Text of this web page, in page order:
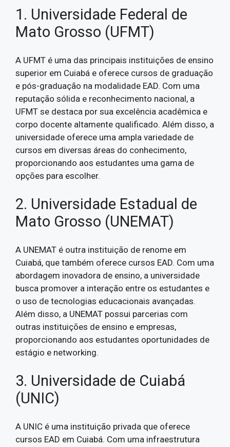
1. Universidade Federal de
Mato Grosso (UFMT)
A UFMT é uma das principais instituições de ensino
superior em Cuiabá e oferece cursos de graduação
e pós-graduação na modalidade EAD. Com uma
reputação sólida e reconhecimento nacional, a
UFMT se destaca por sua excelência acadêmica e
corpo docente altamente qualificado. Além disso, a
universidade oferece uma ampla variedade de
cursos em diversas áreas do conhecimento,
proporcionando aos estudantes uma gama de
opções para escolher.
2. Universidade Estadual de
Mato Grosso (UNEMAT)
A UNEMAT é outra instituição de renome em
Cuiabá, que também oferece cursos EAD. Com uma
abordagem inovadora de ensino, a universidade
busca promover a interação entre os estudantes e
o uso de tecnologias educacionais avançadas.
Além disso, a UNEMAT possui parcerias com
outras instituições de ensino e empresas,
proporcionando aos estudantes oportunidades de
estágio e networking.
3. Universidade de Cuiabá
(UNIC)
A UNIC é uma instituição privada que oferece
cursos EAD em Cuiabá. Com uma infraestrutura